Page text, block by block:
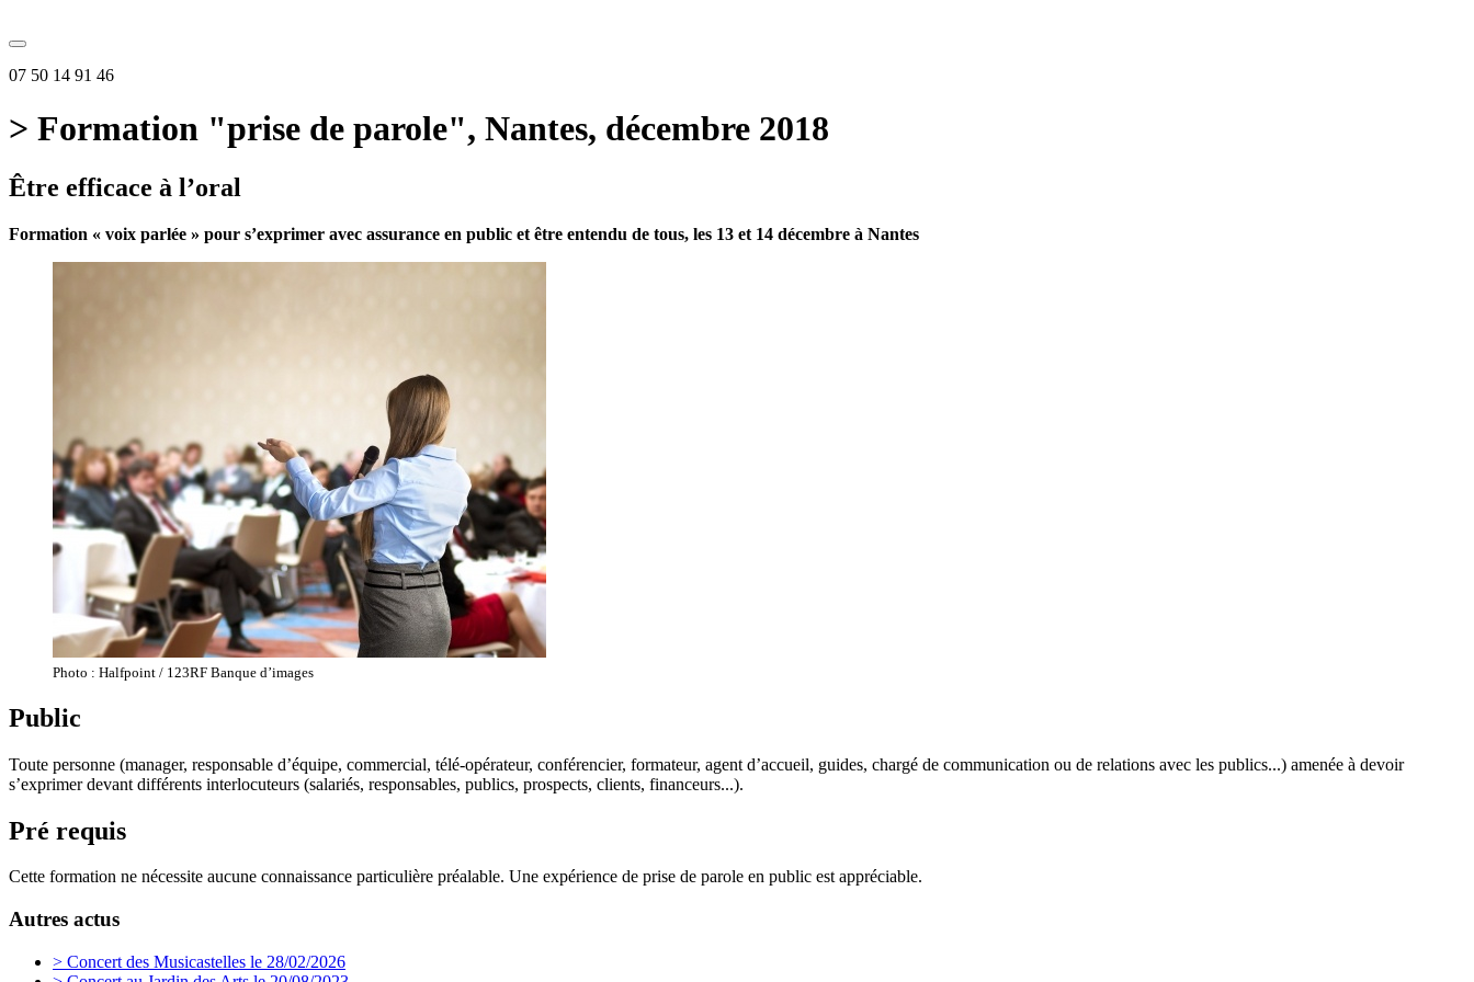
07 50 14 91 46
> Formation "prise de parole", Nantes, décembre 2018
Être efficace à l’oral
Formation « voix parlée » pour s’exprimer avec assurance en public et être entendu de tous, les 13 et 14 décembre à Nantes
Photo : Halfpoint / 123RF Banque d’images
Public
Toute personne (manager, responsable d’équipe, commercial, télé-opérateur, conférencier, formateur, agent d’accueil, guides, chargé de communication ou de relations avec les publics...) amenée à devoir
s’exprimer devant différents interlocuteurs (salariés, responsables, publics, prospects, clients, financeurs...).
Pré requis
Cette formation ne nécessite aucune connaissance particulière préalable. Une expérience de prise de parole en public est appréciable.
Autres actus
> Concert des Musicastelles le 28/02/2026